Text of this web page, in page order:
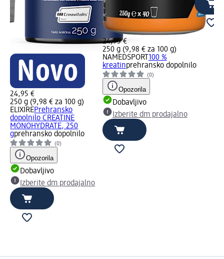
24,95 €
250 g (9,98 € za 100 g)
ELIXIREPrehransko
dopolnilo CREATINE
MONOHYDRATE, 250
gprehransko dopolnilo
(0)
Opozorila
Dobavljivo
Izberite dm prodajalno
24,95 €
250 g (9,98 € za 100 g)
NAMEDSPORT100 %
kreatinprehransko dopolnilo
(0)
Opozorila
Dobavljivo
Izberite dm prodajalno